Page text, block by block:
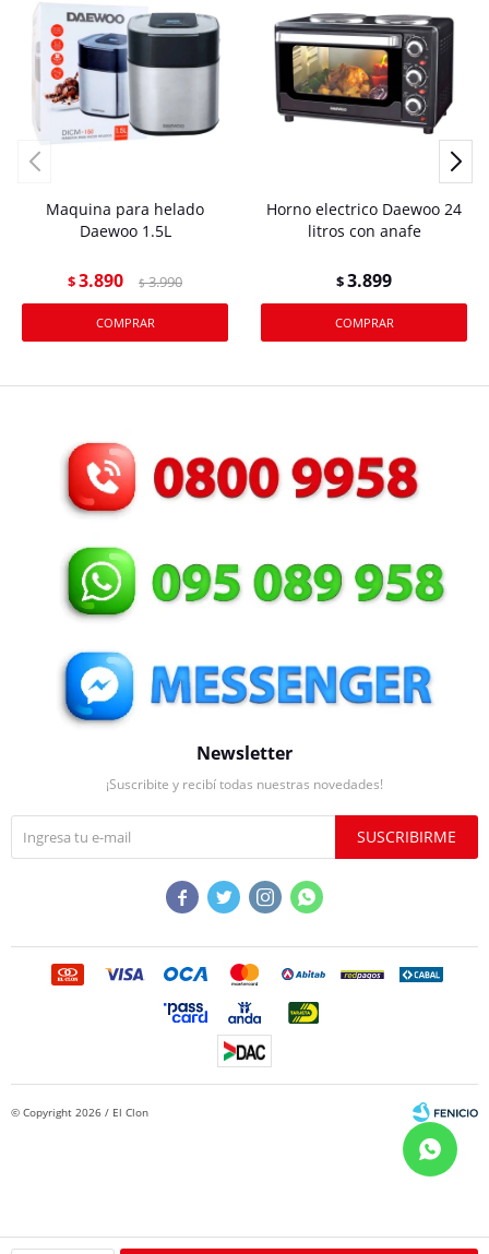
Maquina para helado
Daewoo 1.5L
$3.890 $ 3.990
Horno electrico Daewoo 24
litros con anafe
$3.899
Newsletter
¡Suscribite y recibí todas nuestras novedades!
SUSCRIBIRME
   
© Copyright 2026 / El Clon